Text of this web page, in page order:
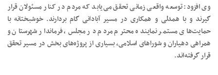
وی افزود: توسعه واقعی زمانی تحقق می‌یابد که مردم در کنار مسئولان قرار
گیرند و با همدلی و همکاری در مسیر آبادانی گام بردارند. خوشبختانه با
حمایت‌های مستمر نماینده محترم مردم در مجلس، فرماندار شهرستان و
همراهی دهیاران و شوراهای اسلامی، بسیاری از پروژه‌های بخش در مسیر تحقق
قرار گرفته‌اند.